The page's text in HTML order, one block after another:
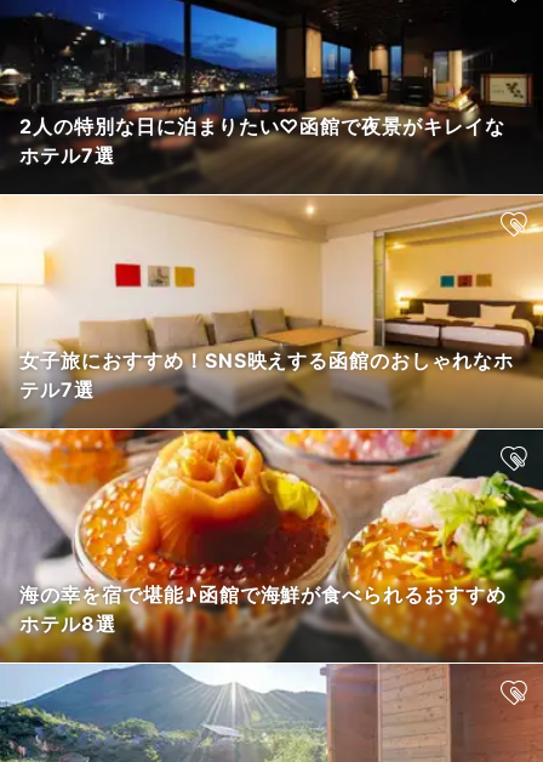
2人の特別な日に泊まりたい♡函館で夜景がキレイな
ホテル7選
女子旅におすすめ！SNS映えする函館のおしゃれなホ
テル7選
海の幸を宿で堪能♪函館で海鮮が食べられるおすすめ
ホテル8選